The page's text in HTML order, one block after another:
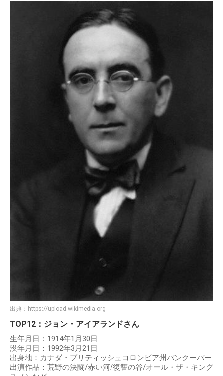
出典： https://upload.wikimedia.org
TOP12：ジョン・アイアランドさん
生年月日：1914年1月30日
没年月日：1992年3月21日
出身地：カナダ・ブリティッシュコロンビア州バンクーバー
出演作品：荒野の決闘/赤い河/復讐の谷/オール・ザ・キング